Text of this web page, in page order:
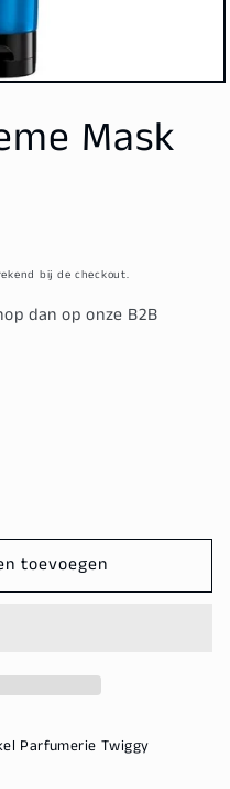
Mask
bij de checkout.
dan op onze B2B
toevoegen
Parfumerie Twiggy